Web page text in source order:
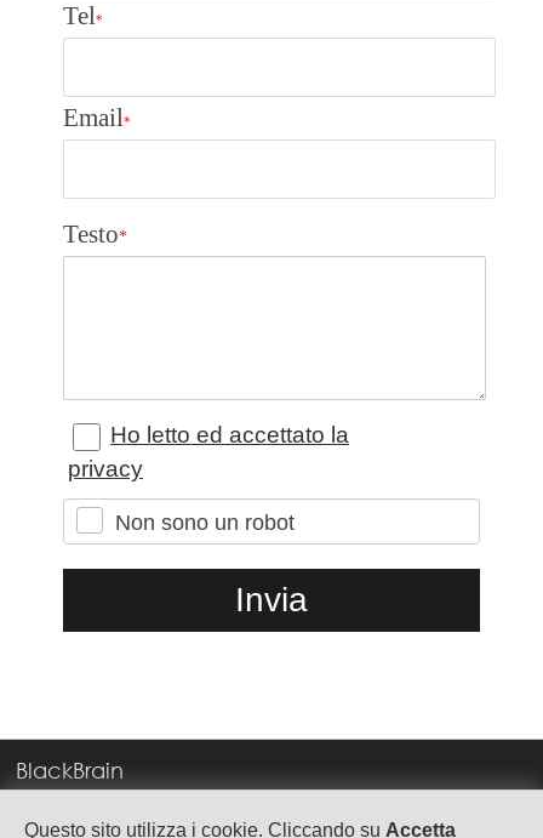
Questo sito utilizza i cookie. Cliccando su Accetta
Tel*
Email*
Testo*
Ho letto ed accettato la
privacy
Non sono un robot
BlackBrain
Corso Milano, 83